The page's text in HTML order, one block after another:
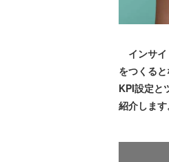
インサイ
をつくる
KPI設定と
紹介します